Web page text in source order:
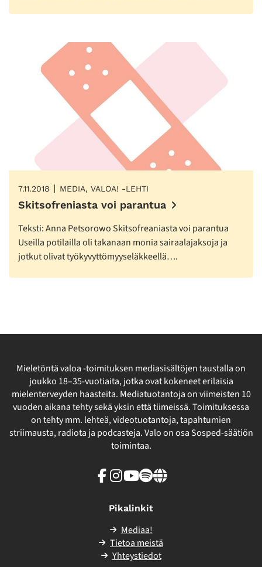
7.11.2018 MEDIA, VALOA! -LEHTI
Skitsofreniasta voi parantua
Teksti: Anna Petsorowo Skitsofreaniasta voi parantua
Useilla potilailla oli takanaan monia sairaalajaksoja ja
jotkut olivat työkyvyttömyyseläkkeellä….
Mieletöntä valoa -toimituksen mediasisältöjen taustalla on
joukko 18–35-vuotiaita, jotka ovat kokeneet erilaisia
mielenterveyden haasteita. Mediatuotantoja on viimeisten 10
vuoden aikana tehty sekä yksin että tiimeissä. Toimituksessa
on tehty mm. lehteä, videotuotantoja, tapahtumien
striimausta, radiota ja podcasteja. Valo on osa Sosped-säätiön
toimintaa.
Facebook
Instagram
Youtube
SpotifyLinkki
Pikalinkit
Mediaa!
Tietoa meistä
Yhteystiedot